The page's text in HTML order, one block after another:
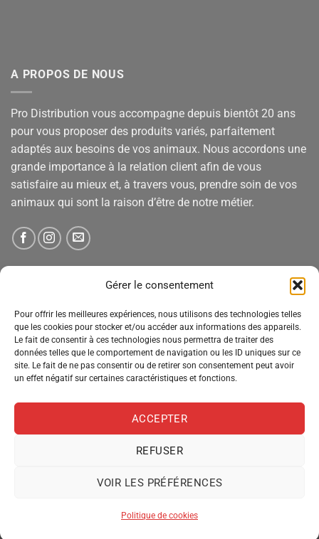
Gérer le consentement
Pour offrir les meilleures expériences, nous utilisons des technologies telles
que les cookies pour stocker et/ou accéder aux informations des appareils.
Le fait de consentir à ces technologies nous permettra de traiter des
données telles que le comportement de navigation ou les ID uniques sur ce
site. Le fait de ne pas consentir ou de retirer son consentement peut avoir
un effet négatif sur certaines caractéristiques et fonctions.
ACCEPTER
REFUSER
VOIR LES PRÉFÉRENCES
Politique de cookies
A PROPOS DE NOUS
Pro Distribution vous accompagne depuis bientôt 20 ans
pour vous proposer des produits variés, parfaitement
adaptés aux besoins de vos animaux. Nous accordons une
grande importance à la relation client afin de vous
satisfaire au mieux et, à travers vous, prendre soin de vos
animaux qui sont la raison d’être de notre métier.
Tenez-vous informé des nouveautés, des offres spéciales
et des remises.
Copyright 2026 ©Pro Distribution